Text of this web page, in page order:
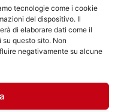
tecnologie come i cookie
del dispositivo. Il
di elaborare dati come il
questo sito. Non
negativamente su alcune
fiscale:
31/A, Roma